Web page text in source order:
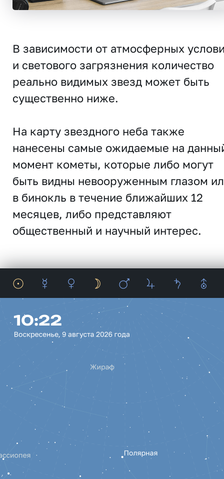
В зависимости от атмосферных
и светового загрязнения количество
реально видимых звезд может быть
существенно ниже.
На карту звездного неба также
нанесены самые ожидаемые на
момент кометы, которые либо могут
быть видны невооруженным глазом
в бинокль в течение ближайших 12
месяцев, либо представляют
общественный и научный интерес.